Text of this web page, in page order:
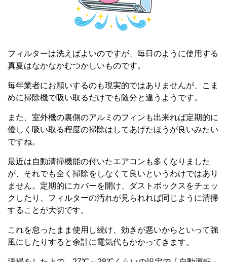
フィルターは洗えばよいのですが、毎日のように使用する
真夏はなかなかむつかしいものです。
毎年業者にお願いするのも現実的ではありませんが、こま
めに掃除機で吸い取るだけでも随分と違うようです。
また、室外機の裏側のアルミのフィンも出来れば定期的に
優しく吸い取る程度の掃除はしてあげたほうが良いみたい
ですね。
最近は自動清掃機能の付いたエアコンも多くなりました
が、それでも全く掃除をしなくて良いというわけではあり
ません。定期的にカバーを開け、ダストボックスをチェッ
クしたり、フィルターの汚れが見られれば同じように清掃
することが大切です。
これを怠ったまま使用し続け、効きが悪いからといって強
風にしたりすると余計に電気代もかかってきます。